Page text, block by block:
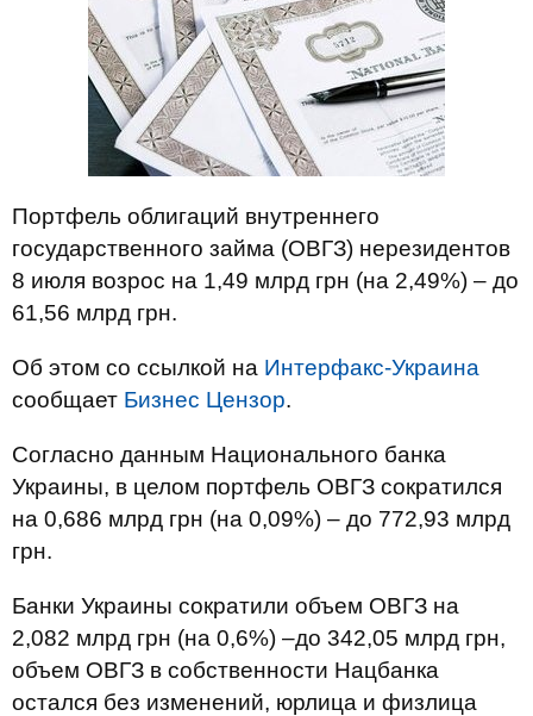
Портфель облигаций внутреннего
государственного займа (ОВГЗ) нерезидентов
8 июля возрос на 1,49 млрд грн (на 2,49%) – до
61,56 млрд грн.
Об этом со ссылкой на Интерфакс-Украина
сообщает Бизнес Цензор.
Согласно данным Национального банка
Украины, в целом портфель ОВГЗ сократился
на 0,686 млрд грн (на 0,09%) – до 772,93 млрд
грн.
Банки Украины сократили объем ОВГЗ на
2,082 млрд грн (на 0,6%) –до 342,05 млрд грн,
объем ОВГЗ в собственности Нацбанка
остался без изменений, юрлица и физлица